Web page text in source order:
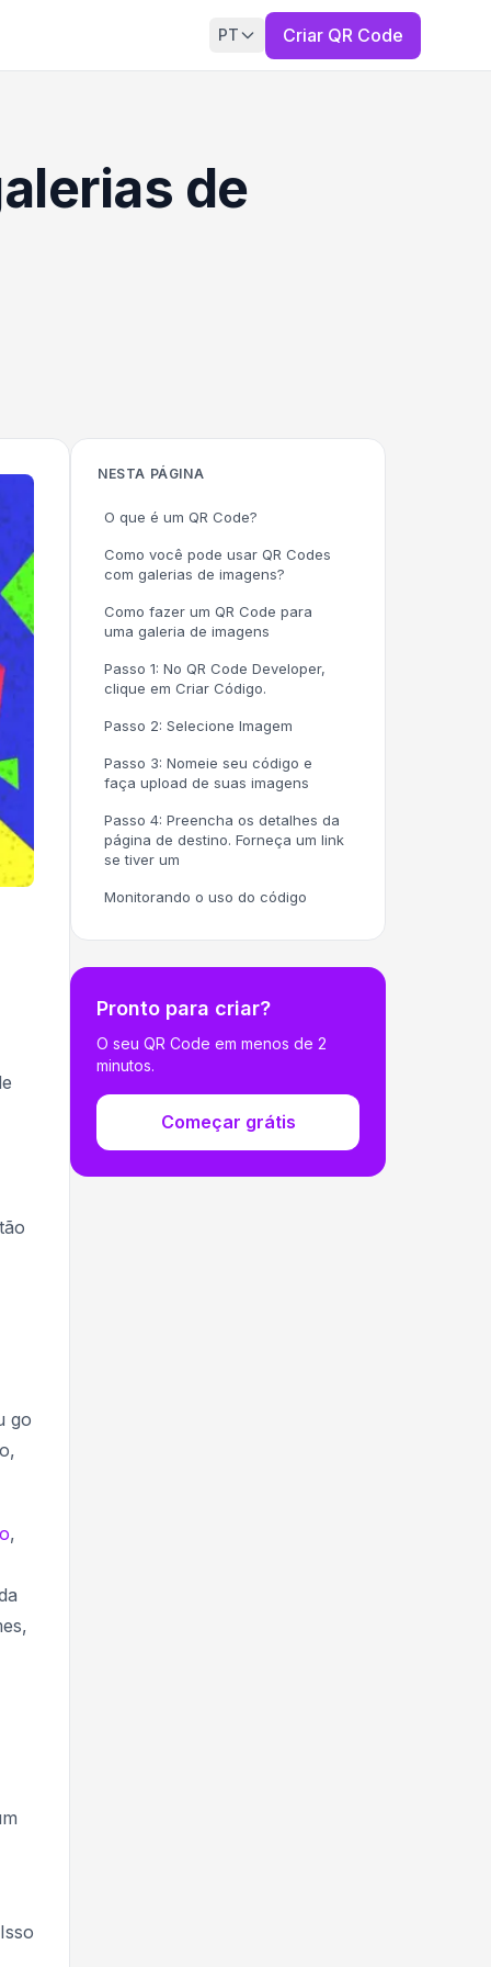
PT Criar QR Code
de
go
,
NESTA PÁGINA
O que é um QR Code?
Como você pode usar QR Codes
com galerias de imagens?
Como fazer um QR Code para
uma galeria de imagens
Passo 1: No QR Code Developer,
clique em Criar Código.
Passo 2: Selecione Imagem
Passo 3: Nomeie seu código e
faça upload de suas imagens
Passo 4: Preencha os detalhes da
página de destino. Forneça um link
se tiver um
Monitorando o uso do código
Pronto para criar?
O seu QR Code em menos de 2
minutos.
Começar grátis